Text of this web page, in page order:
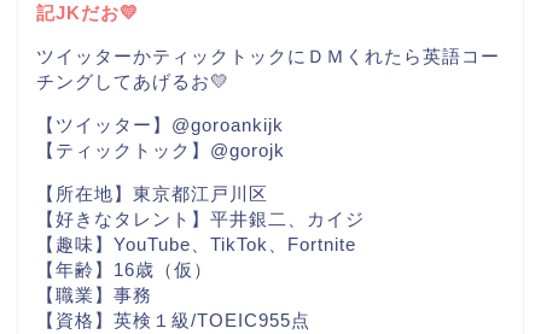
記JKだお💛
ツイッターかティックトックにＤＭくれたら英語コー
チングしてあげるお💛
【ツイッター】@goroankijk
【ティックトック】@gorojk
【所在地】東京都江戸川区
【好きなタレント】平井銀二、カイジ
【趣味】YouTube、TikTok、Fortnite
【年齢】16歳（仮）
【職業】事務
【資格】英検１級/TOEIC955点